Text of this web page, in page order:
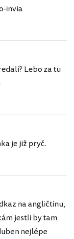
invia
Lebo za tu
je již pryč.
na angličtinu,
jestli by tam
nejlépe